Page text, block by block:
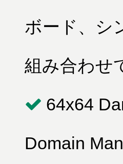
ボード、シ
組み合わせ
64x64
Domain